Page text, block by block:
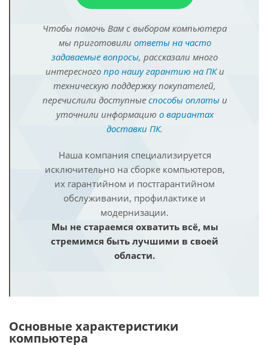
Чтобы помочь Вам с выбором компьютера
мы приготовили ответы на часто
задаваемые вопросы, рассказали много
интересного про нашу гарантию на ПКи
техническую поддержку покупателей,
перечислили доступные способы оплатыи
уточнили информацию о вариантах
доставки ПК.
Наша компания специализируется
исключительно на сборке компьютеров,
их гарантийном и постгарантийном
обслуживании, профилактике и
модернизации.
Мы не стараемся охватить всё, мы
стремимся быть лучшими в своей
области.
Основные характеристики
компьютера